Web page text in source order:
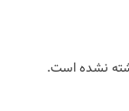
نشده است.